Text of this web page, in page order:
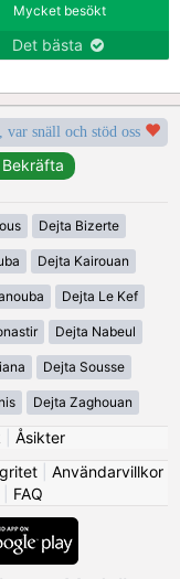
Mycket besökt
Det bästa
snäll och stöd oss
Dejta Bizerte
Dejta Kairouan
Dejta Le Kef
Dejta Nabeul
Dejta Sousse
Dejta Zaghouan
Åsikter
| Användarvillkor
FAQ